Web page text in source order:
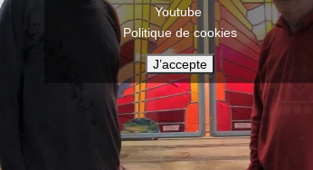
Youtube
Politique de cookies
J’accepte